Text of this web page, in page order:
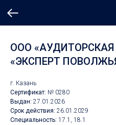
ООО
«ЭКСПЕРТ
г. Казань
Сертификат: № 0280
Выдан: 27.01.2026
Срок действия: 26.01.2029
Специальность: 17.1, 18.1